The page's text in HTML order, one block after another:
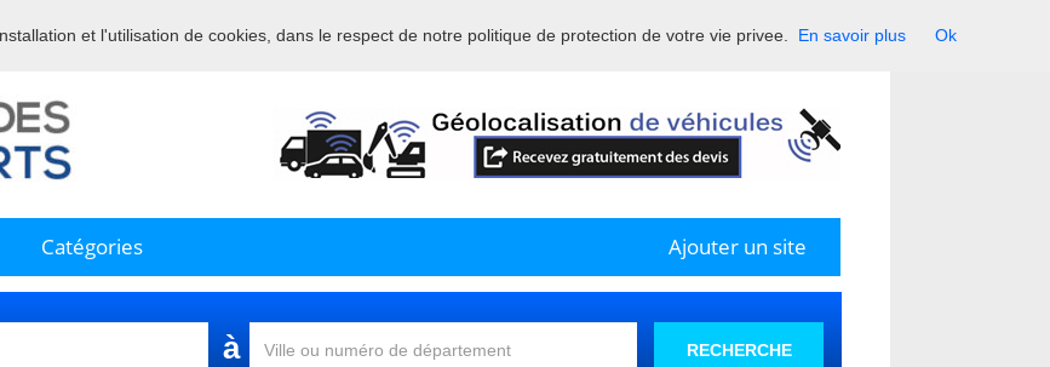
l'annuaire professionnel du transport et de la la logistique en France.
Catégories Ajouter un site
à RECHERCHE
et l'utilisation de cookies, dans le respect de notre politique de protection de votre vie privee. En savoir plus Ok